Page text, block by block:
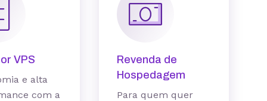
VPS
e alta
com a
Revenda de
Hospedagem
Para quem quer